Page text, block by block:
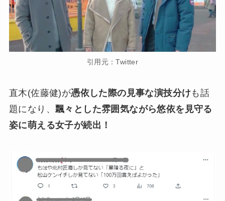
引用元：Twitter
直木(佐藤健)が憑依した際の見事な演技分けも話
題になり、 飄々とした雰囲気ながら悠依を見守る
姿に萌える女子が続出！